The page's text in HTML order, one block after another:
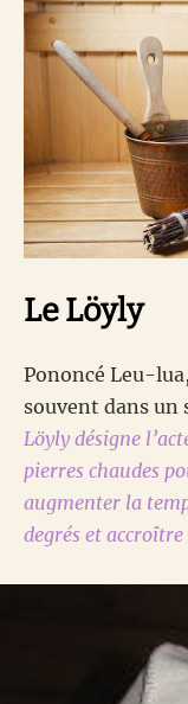
Le Löyly
Pononcé Leu-
souvent dans
Löyly désigne
pierres chaudes
augmenter la
degrés et